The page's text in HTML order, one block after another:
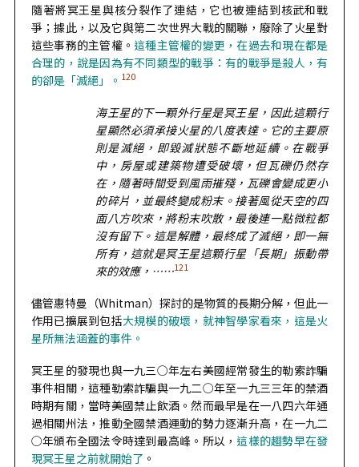
隨著將冥王星與核分裂作了連結，它也被連結到核武和戰
爭；據此，以及它與第二次世界大戰的關聯，廢除了火星對
這些事務的主管權。這種主管權的變更，在過去和現在都是
合理的，說是因為有不同類型的戰爭：有的戰爭是殺人，有
的卻是「滅絕」。 120
海王星的下一顆外行星是冥王星，因此這顆行
星顯然必須承接火星的八度表達。它的主要原
則是滅絕，即毀滅狀態不斷地延續。在戰爭
中，房屋或建築物遭受破壞，但瓦礫仍然存
在，隨著時間受到風雨摧殘，瓦礫會變成更小
的碎片，並最終變成粉末。接著風從天空的四
面八方吹來，將粉末吹散，最後連一點微粒都
沒有留下。這是解體，最終成了滅絕，即一無
所有，這就是冥王星這顆行星「長期」振動帶
來的效應， ……121
儘管惠特曼（Whitman）探討的是物質的長期分解，但此一
作用已擴展到包括大規模的破壞，就神智學家看來，這是火
星所無法涵蓋的事件。
冥王星的發現也與一九三○年左右美國經常發生的勒索詐騙
事件相關，這種勒索詐騙與一九二○年至一九三三年的禁酒
時期有關，當時美國禁止飲酒。然而最早是在一八四六年通
過相關州法，推動全國禁酒運動的勢力逐漸升高，在一九二
○年頒布全國法令時達到最高峰。所以，這樣的趨勢早在發
現冥王星之前就開始了 。